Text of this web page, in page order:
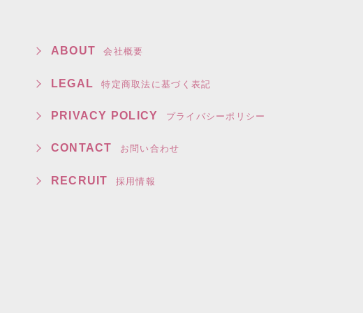
ABOUT 会社概要
LEGAL 特定商取法に基づく表記
PRIVACY POLICY プライバシーポリシー
CONTACT お問い合わせ
RECRUIT 採用情報